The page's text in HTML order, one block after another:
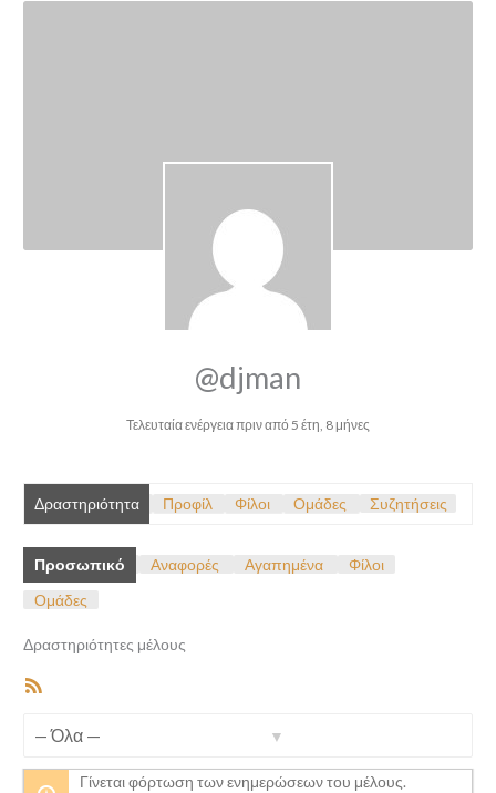
@djman
Τελευταία ενέργεια πριν από 5 έτη, 8 μήνες
Δραστηριότητα Προφίλ Φίλοι Ομάδες Συζητήσεις
Προσωπικό Αναφορές Αγαπημένα
Φίλοι
Ομάδες
Δραστηριότητες μέλους
Γίνεται φόρτωση των ενημερώσεων του μέλους.